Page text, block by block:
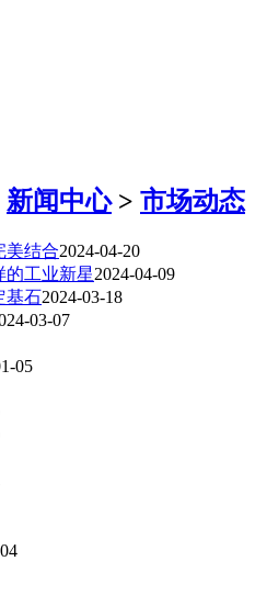
新闻中心> 市场动态
美结合2024-04-20
的工业新星2024-04-09
基石2024-03-18
03-07
05